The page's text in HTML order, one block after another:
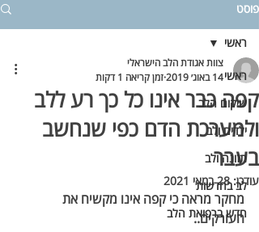
פוסט
ראשי
שיקום הלב
ילדים ולב
תזונה ולב
לב בחדשות
חדש ברפואת הלב
ראשי
קפה כבר אינו כל כך רע ללב
ולמערכת הדם כפי שנחשב
בעבר
צוות אגודת הלב הישראלי
14 באוג׳ 2019
זמן קריאה 1 דקות
עודכן:28 במאי 2021
מחקר מראה כי קפה אינו מקשיח את
העורקים..